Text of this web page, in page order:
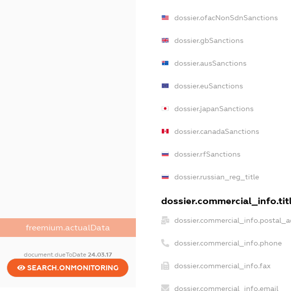
freemium.actualData
document.dueToDate 24.03.17
SEARCH.ONMONITORING
dossier.ofacNonSdnSanctions
dossier.gbSanctions
dossier.ausSanctions
dossier.euSanctions
dossier.japanSanctions
dossier.canadaSanctions
dossier.rfSanctions
dossier.russian_reg_title
dossier.commercial_info.phone
dossier.commercial_info.fax
dossier.commercial_info.email